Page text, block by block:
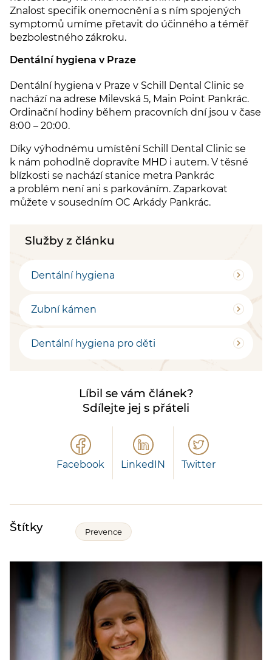
Znalost specifik onemocnění a s ním spojených
symptomů umíme přetavit do účinného a téměř
bezbolestného zákroku.
Dentální hygiena v Praze
Dentální hygiena v Praze v Schill Dental Clinic se
nachází na adrese Milevská 5, Main Point Pankrác.
Ordinační hodiny během pracovních dní jsou v čase
8:00 – 20:00.
Díky výhodnému umístění Schill Dental Clinic se
k nám pohodlně dopravíte MHD i autem. V těsné
blízkosti se nachází stanice metra Pankrác
a problém není ani s parkováním. Zaparkovat
můžete v sousedním OC Arkády Pankrác.
Služby z článku
Dentální hygiena
Zubní kámen
Dentální hygiena pro děti
Líbil se vám článek?
Sdílejte jej s přáteli
Facebook LinkedIN Twitter
Štítky Prevence